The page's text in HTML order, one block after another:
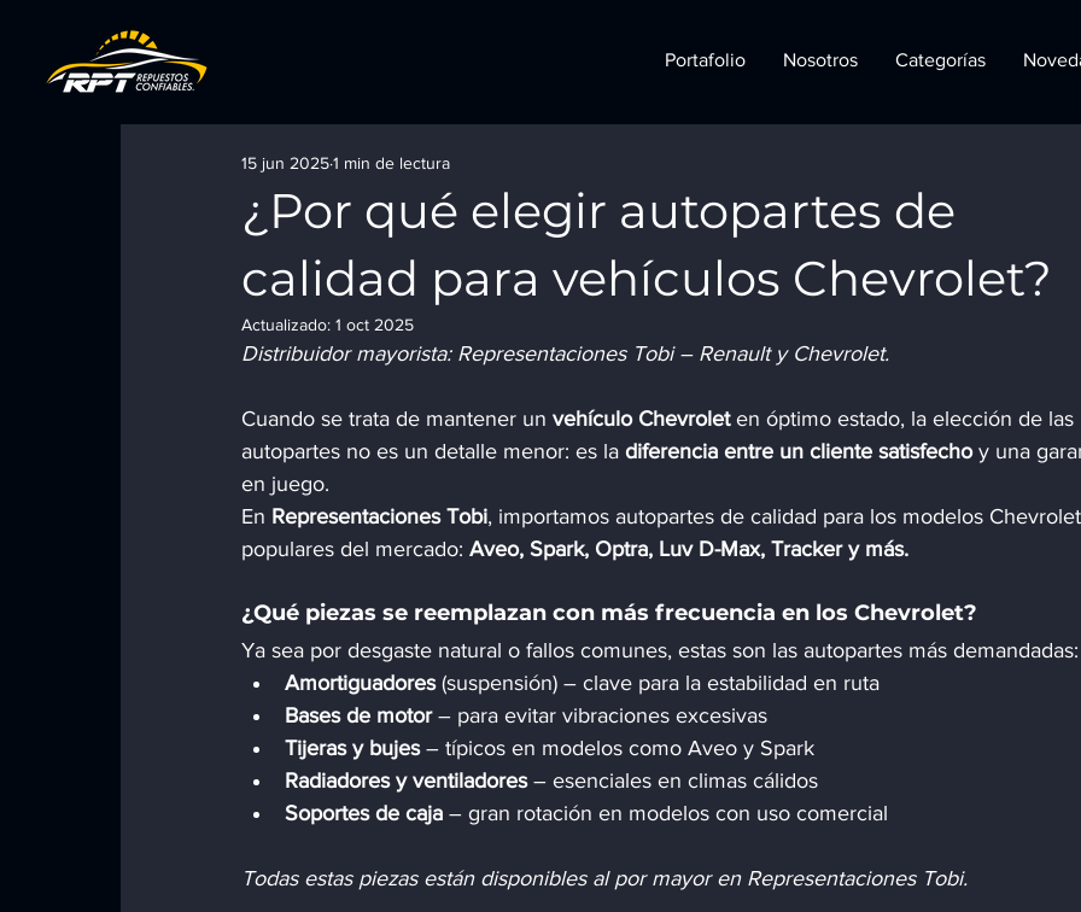
Portafolio Nosotros Categorías
¿Por qué elegir autopartes de
calidad para vehículos Chevrolet?
15 jun 20251 min de lectura
Actualizado: 1 oct 2025
Distribuidor mayorista: Representaciones Tobi – Renault y Chevrolet.
Cuando se trata de mantener un vehículo Chevrolet en óptimo estado, la elección de las
autopartes no es un detalle menor: es la diferencia entre un cliente satisfecho y una
en juego.
En Representaciones Tobi, importamos autopartes de calidad para los modelos
populares del mercado: Aveo, Spark, Optra, Luv D-Max, Tracker y más.
¿Qué piezas se reemplazan con más frecuencia en los Chevrolet?
Ya sea por desgaste natural o fallos comunes, estas son las autopartes más demandadas:
Amortiguadores (suspensión) – clave para la estabilidad en ruta
Bases de motor – para evitar vibraciones excesivas
Tijeras y bujes – típicos en modelos como Aveo y Spark
Radiadores y ventiladores – esenciales en climas cálidos
Soportes de caja – gran rotación en modelos con uso comercial
Todas estas piezas están disponibles al por mayor en Representaciones Tobi.